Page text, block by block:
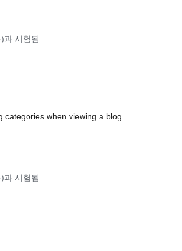
과 시험됨
categories when viewing a blog
과 시험됨